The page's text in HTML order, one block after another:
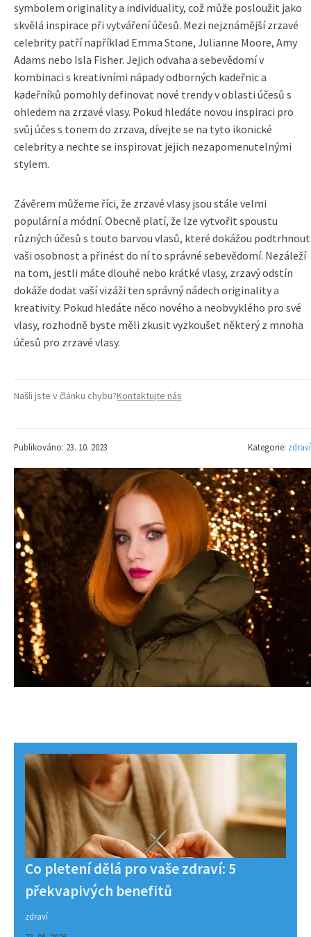
symbolem originality a individuality, což může posloužit jako
skvělá inspirace při vytváření účesů. Mezi nejznámější zrzavé
celebrity patří například Emma Stone, Julianne Moore, Amy
Adams nebo Isla Fisher. Jejich odvaha a sebevědomí v
kombinaci s kreativními nápady odborných kadeřnic a
kadeřníků pomohly definovat nové trendy v oblasti účesů s
ohledem na zrzavé vlasy. Pokud hledáte novou inspiraci pro
svůj účes s tonem do zrzava, dívejte se na tyto ikonické
celebrity a nechte se inspirovat jejich nezapomenutelnými
stylem.
Závěrem můžeme říci, že zrzavé vlasy jsou stále velmi
populární a módní. Obecně platí, že lze vytvořit spoustu
různých účesů s touto barvou vlasů, které dokážou podtrhnout
vaši osobnost a přinést do ní to správné sebevědomí. Nezáleží
na tom, jestli máte dlouhé nebo krátké vlasy, zrzavý odstín
dokáže dodat vaší vizáži ten správný nádech originality a
kreativity. Pokud hledáte něco nového a neobvyklého pro své
vlasy, rozhodně byste měli zkusit vyzkoušet některý z mnoha
účesů pro zrzavé vlasy.
Našli jste v článku chybu?Kontaktujte nás
Publikováno: 23. 10. 2023 Kategorie: zdraví
Co pletení dělá pro vaše zdraví: 5
překvapivých benefitů
zdraví